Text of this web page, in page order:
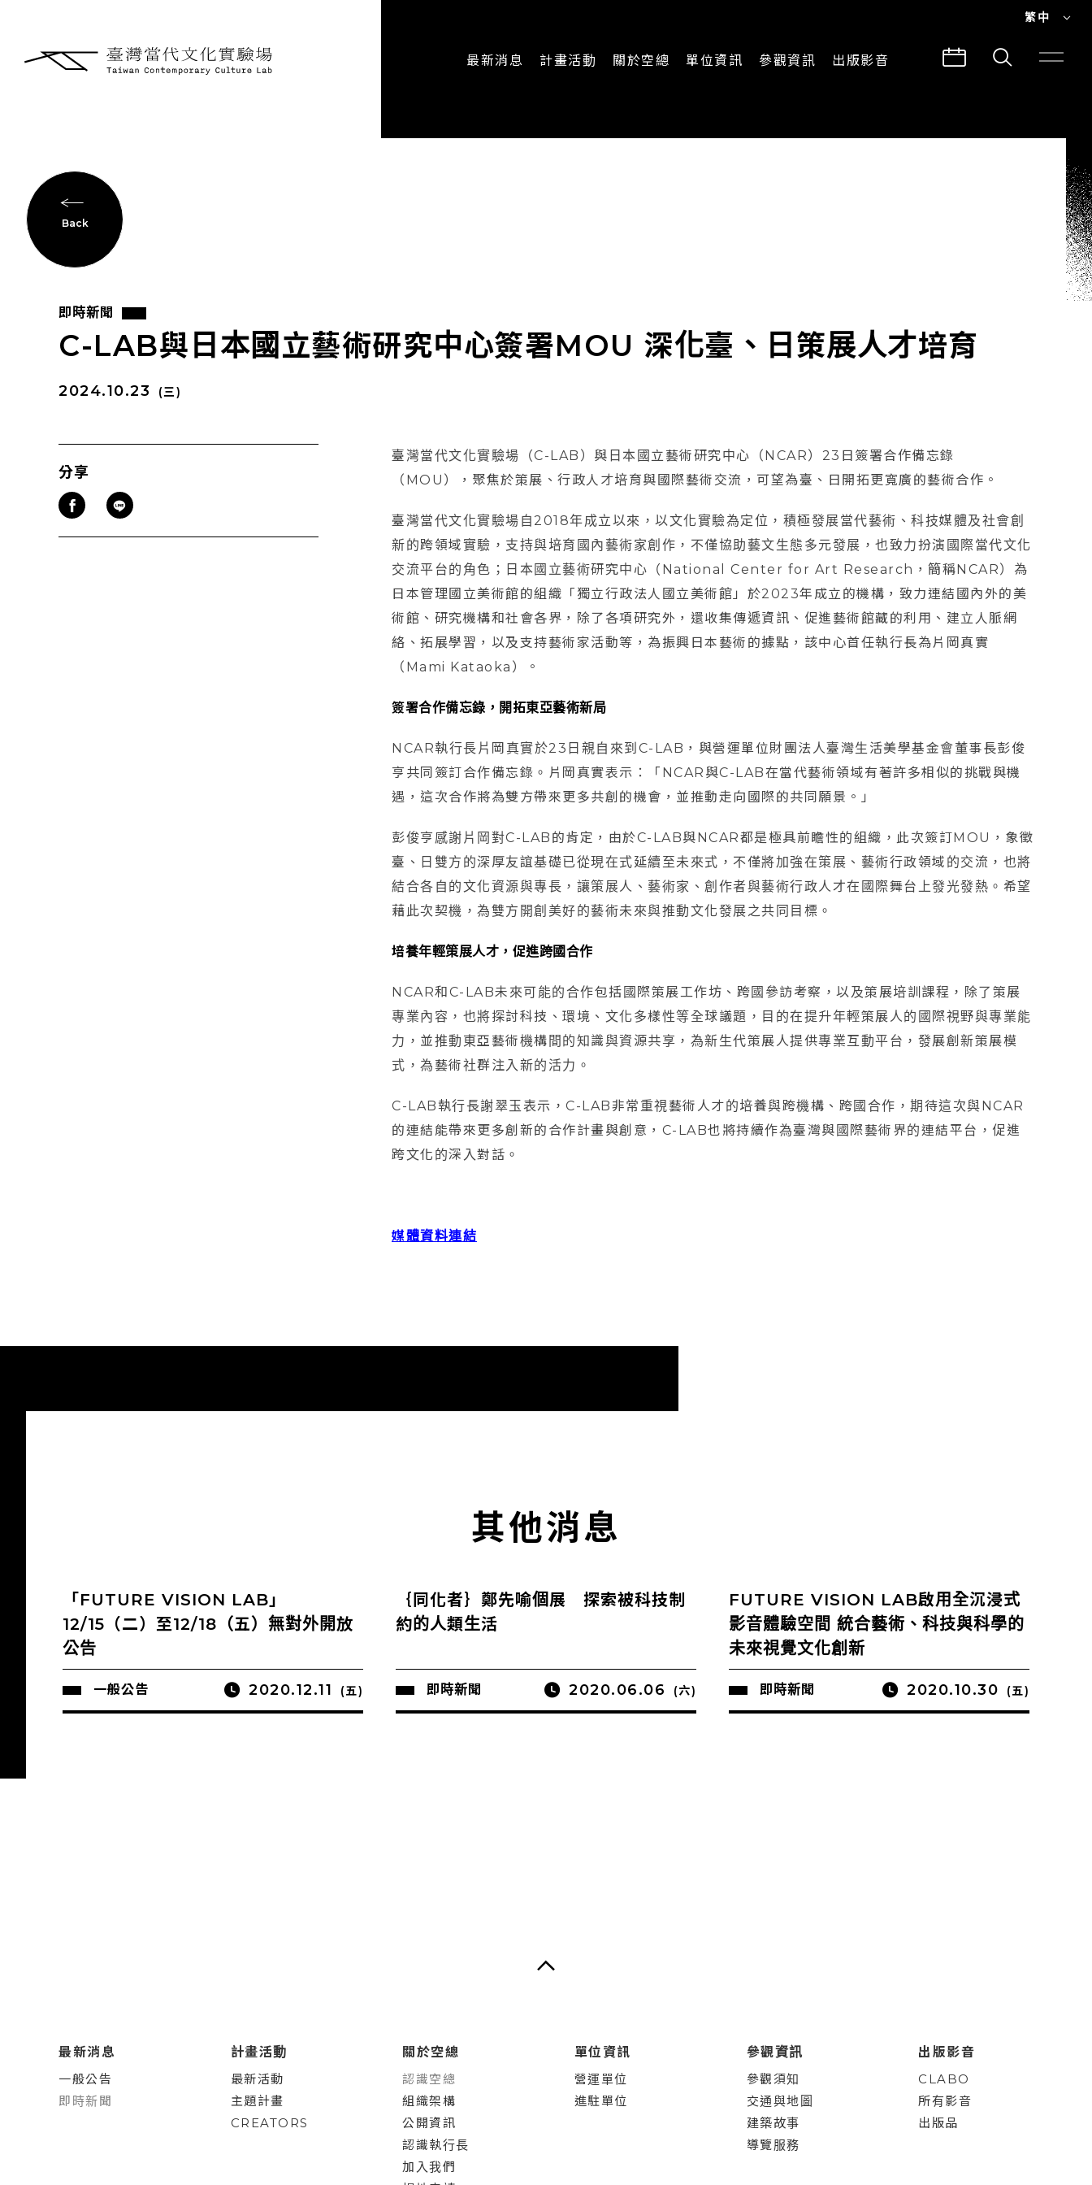
繁中
最新消息
即時新聞
計畫活動
主題計畫
關於空總
組織架構
單位資訊 參觀資訊
交通與地圖
出版影音
所有影音
Back
即時新聞
C-LAB與日本國立藝術研究中心簽署MOU 深化臺、日策展人才培育
2024.10.23 (三)
分享
臺灣當代文化實驗場（C-LAB）與日本國立藝術研究中心（NCAR）23日簽署合作備忘錄
（MOU），聚焦於策展、行政人才培育與國際藝術交流，可望為臺、日開拓更寬廣的藝術合作。
臺灣當代文化實驗場自2018年成立以來，以文化實驗為定位，積極發展當代藝術、科技媒體及社會創
新的跨領域實驗，支持與培育國內藝術家創作，不僅協助藝文生態多元發展，也致力扮演國際當代文化
交流平台的角色；日本國立藝術研究中心（National Center for Art Research，簡稱NCAR）為
日本管理國立美術館的組織「獨立行政法人國立美術館」於2023年成立的機構，致力連結國內外的美
術館、研究機構和社會各界，除了各項研究外，還收集傳遞資訊、促進藝術館藏的利用、建立人脈網
絡、拓展學習，以及支持藝術家活動等，為振興日本藝術的據點，該中心首任執行長為片岡真實
（Mami Kataoka）。
簽署合作備忘錄，開拓東亞藝術新局
NCAR執行長片岡真實於23日親自來到C-LAB，與營運單位財團法人臺灣生活美學基金會董事長彭俊
亨共同簽訂合作備忘錄。片岡真實表示：「NCAR與C-LAB在當代藝術領域有著許多相似的挑戰與機
遇，這次合作將為雙方帶來更多共創的機會，並推動走向國際的共同願景。」
彭俊亨感謝片岡對C-LAB的肯定，由於C-LAB與NCAR都是極具前瞻性的組織，此次簽訂MOU，象徵
臺、日雙方的深厚友誼基礎已從現在式延續至未來式，不僅將加強在策展、藝術行政領域的交流，也將
結合各自的文化資源與專長，讓策展人、藝術家、創作者與藝術行政人才在國際舞台上發光發熱。希望
藉此次契機，為雙方開創美好的藝術未來與推動文化發展之共同目標。
培養年輕策展人才，促進跨國合作
NCAR和C-LAB未來可能的合作包括國際策展工作坊、跨國參訪考察，以及策展培訓課程，除了策展
專業內容，也將探討科技、環境、文化多樣性等全球議題，目的在提升年輕策展人的國際視野與專業能
力，並推動東亞藝術機構間的知識與資源共享，為新生代策展人提供專業互動平台，發展創新策展模
式，為藝術社群注入新的活力。
C-LAB執行長謝翠玉表示，C-LAB非常重視藝術人才的培養與跨機構、跨國合作，期待這次與NCAR
的連結能帶來更多創新的合作計畫與創意，C-LAB也將持續作為臺灣與國際藝術界的連結平台，促進
跨文化的深入對話。
媒體資料連結
其他消息
「FUTURE VISION LAB」
12/15（二）至12/18（五）無對外開放
公告
一般公告 2020.12.11 (五)
｛同化者｝鄭先喻個展 探索被科技制
約的人類生活
即時新聞 2020.06.06 (六)
FUTURE VISION LAB啟用全沉浸式
影音體驗空間 統合藝術、科技與科學的
未來視覺文化創新
即時新聞 2020.10.30 (五)
最新消息
一般公告
即時新聞
計畫活動
最新活動
主題計畫
CREATORS
關於空總
認識空總
組織架構
公開資訊
認識執行長
加入我們
單位資訊
營運單位
進駐單位
參觀資訊
參觀須知
交通與地圖
建築故事
導覽服務
出版影音
CLABO
所有影音
出版品